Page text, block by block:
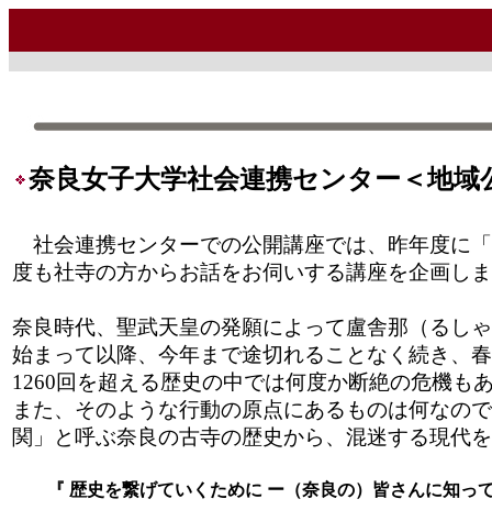
奈良女子大学社会連携センター＜地域
社会連携センターでの公開講座では、昨年度に
度も社寺の方からお話をお伺いする講座を企画し
奈良時代、聖武天皇の発願によって盧舎那（るし
始まって以降、今年まで途切れることなく続き、
1260回を超える歴史の中では何度か断絶の危機も
また、そのような行動の原点にあるものは何なの
関」と呼ぶ奈良の古寺の歴史から、混迷する現代
『 歴史を繋げていくために ー（奈良の）皆さんに知っ